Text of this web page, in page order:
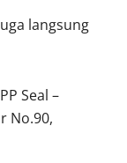
langsung
Seal –
No.90,